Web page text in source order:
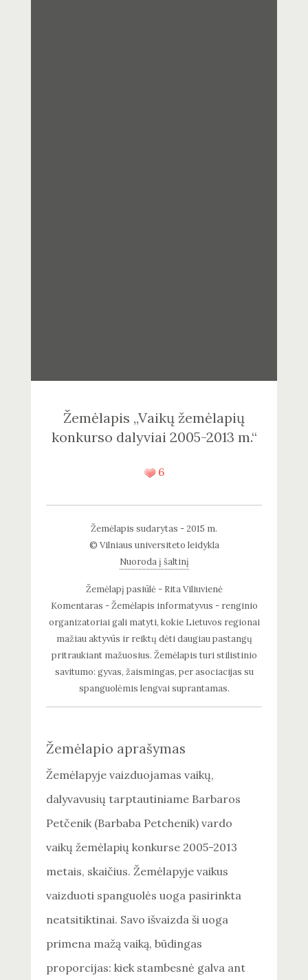
Žemėlapis „Vaikų žemėlapių
konkurso dalyviai 2005-2013 m.“
6
Žemėlapis sudarytas - 2015 m.
© Vilniaus universiteto leidykla
Nuoroda į šaltinį
Žemėlapį pasiūlė - Rita Viliuvienė
Komentaras - Žemėlapis informatyvus - renginio
organizatoriai gali matyti, kokie Lietuvos regionai
mažiau aktyvūs ir reiktų dėti daugiau pastangų
pritraukiant mažuosius. Žemėlapis turi stilistinio
savitumo: gyvas, žaismingas, per asociacijas su
spanguolėmis lengvai suprantamas.
Žemėlapio aprašymas
Žemėlapyje vaizduojamas vaikų,
dalyvavusių tarptautiniame Barbaros
Petčenik (Barbaba Petchenik) vardo
vaikų žemėlapių konkurse 2005-2013
metais, skaičius. Žemėlapyje vaikus
vaizduoti spanguolės uoga pasirinkta
neatsitiktinai. Savo išvaizda ši uoga
primena mažą vaiką, būdingas
proporcijas: kiek stambesnė galva ant